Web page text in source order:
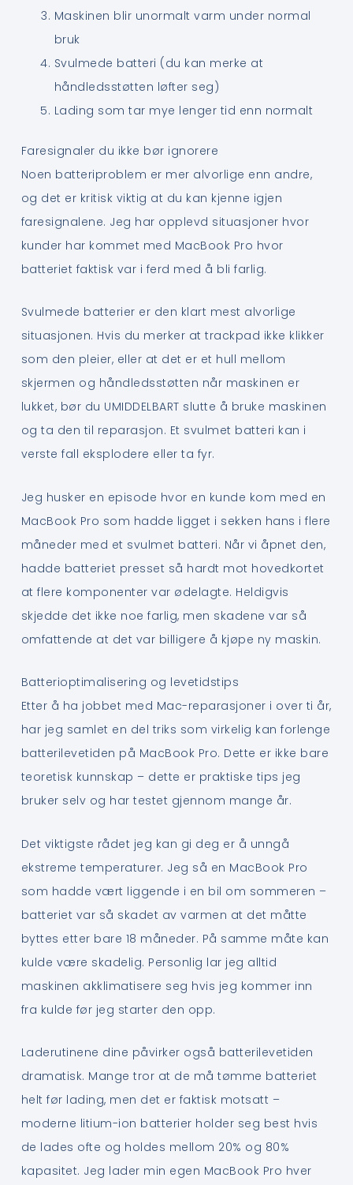
Maskinen blir unormalt varm under normal
bruk
Svulmede batteri (du kan merke at
håndledsstøtten løfter seg)
Lading som tar mye lenger tid enn normalt
Faresignaler du ikke bør ignorere
Noen batteriproblem er mer alvorlige enn andre,
og det er kritisk viktig at du kan kjenne igjen
faresignalene. Jeg har opplevd situasjoner hvor
kunder har kommet med MacBook Pro hvor
batteriet faktisk var i ferd med å bli farlig.
Svulmede batterier er den klart mest alvorlige
situasjonen. Hvis du merker at trackpad ikke klikker
som den pleier, eller at det er et hull mellom
skjermen og håndledsstøtten når maskinen er
lukket, bør du UMIDDELBART slutte å bruke maskinen
og ta den til reparasjon. Et svulmet batteri kan i
verste fall eksplodere eller ta fyr.
Jeg husker en episode hvor en kunde kom med en
MacBook Pro som hadde ligget i sekken hans i flere
måneder med et svulmet batteri. Når vi åpnet den,
hadde batteriet presset så hardt mot hovedkortet
at flere komponenter var ødelagte. Heldigvis
skjedde det ikke noe farlig, men skadene var så
omfattende at det var billigere å kjøpe ny maskin.
Batterioptimalisering og levetidstips
Etter å ha jobbet med Mac-reparasjoner i over ti år,
har jeg samlet en del triks som virkelig kan forlenge
batterilevetiden på MacBook Pro. Dette er ikke bare
teoretisk kunnskap – dette er praktiske tips jeg
bruker selv og har testet gjennom mange år.
Det viktigste rådet jeg kan gi deg er å unngå
ekstreme temperaturer. Jeg så en MacBook Pro
som hadde vært liggende i en bil om sommeren –
batteriet var så skadet av varmen at det måtte
byttes etter bare 18 måneder. På samme måte kan
kulde være skadelig. Personlig lar jeg alltid
maskinen akklimatisere seg hvis jeg kommer inn
fra kulde før jeg starter den opp.
Laderutinene dine påvirker også batterilevetiden
dramatisk. Mange tror at de må tømme batteriet
helt før lading, men det er faktisk motsatt –
moderne litium-ion batterier holder seg best hvis
de lades ofte og holdes mellom 20% og 80%
kapasitet. Jeg lader min egen MacBook Pro hver